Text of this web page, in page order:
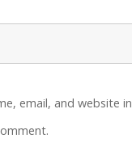
email, and website